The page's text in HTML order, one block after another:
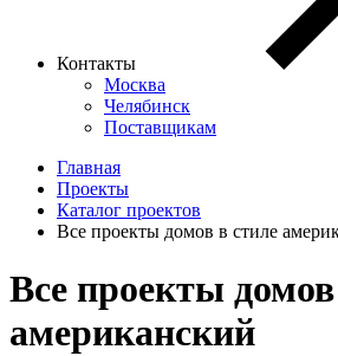
Контакты
Москва
Челябинск
Поставщикам
Главная
Проекты
Каталог проектов
Все проекты домов в стиле
Все проекты
американский